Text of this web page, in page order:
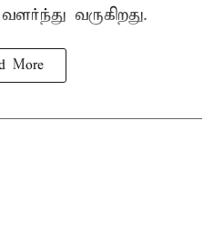
வருகிறது.
More